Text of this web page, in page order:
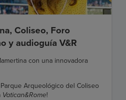
Coliseo, Foro
y audioguía V&R
con una innovadora
Arqueológico del Coliseo
Vatican&Rome!